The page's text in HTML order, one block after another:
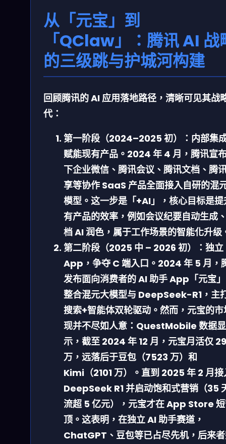
从「元宝」到
「QClaw」：腾讯 AI 战
的三级跳与护城河构建
回顾腾讯的 AI 应用落地路径，清晰可见其战
代：
第一阶段（2024–2025 初）：内部集
赋能现有产品。 2024 年 4 月，腾讯宣
下企业微信、腾讯会议、腾讯文档、腾
享等协作 SaaS 产品全面接入自研的混
模型。这一步是「+AI」，核心目标是提
有产品的效率，例如会议纪要自动生成
档 AI 润色，属于工作场景的智能化升级
第二阶段（2025 中 – 2026 初）：独立
App，争夺 C 端入口。 2024 年 5 月，
发布面向消费者的 AI 助手 App「元宝
整合混元大模型与 DeepSeek-R1，主
搜索+智能体双轮驱动。然而，元宝的市
现并不尽如人意：QuestMobile 数据显
示，截至 2024 年 12 月，元宝月活仅
万，远落后于豆包（7523 万）和
Kimi（2101 万）。直到 2025 年 2 月接
DeepSeek R1 并启动饱和式营销（35
流超 5 亿元），元宝才在 App Store
顶。这表明，在独立 AI 助手赛道，
ChatGPT、豆包等已占尽先机，后来